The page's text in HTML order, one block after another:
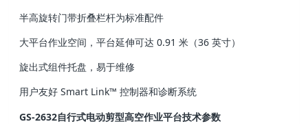
半高旋转门带折叠栏杆为标准配件
大平台作业空间，平台延伸可达 0.91 米（36 英寸）
旋出式组件托盘，易于维修
用户友好 Smart Link™ 控制器和诊断系统
GS-2632自行式电动剪型高空作业平台技术参数